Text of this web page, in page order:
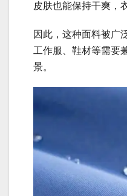
皮肤也能保持干爽，
因此，这种面料被广
工作服、鞋材等需要
景。